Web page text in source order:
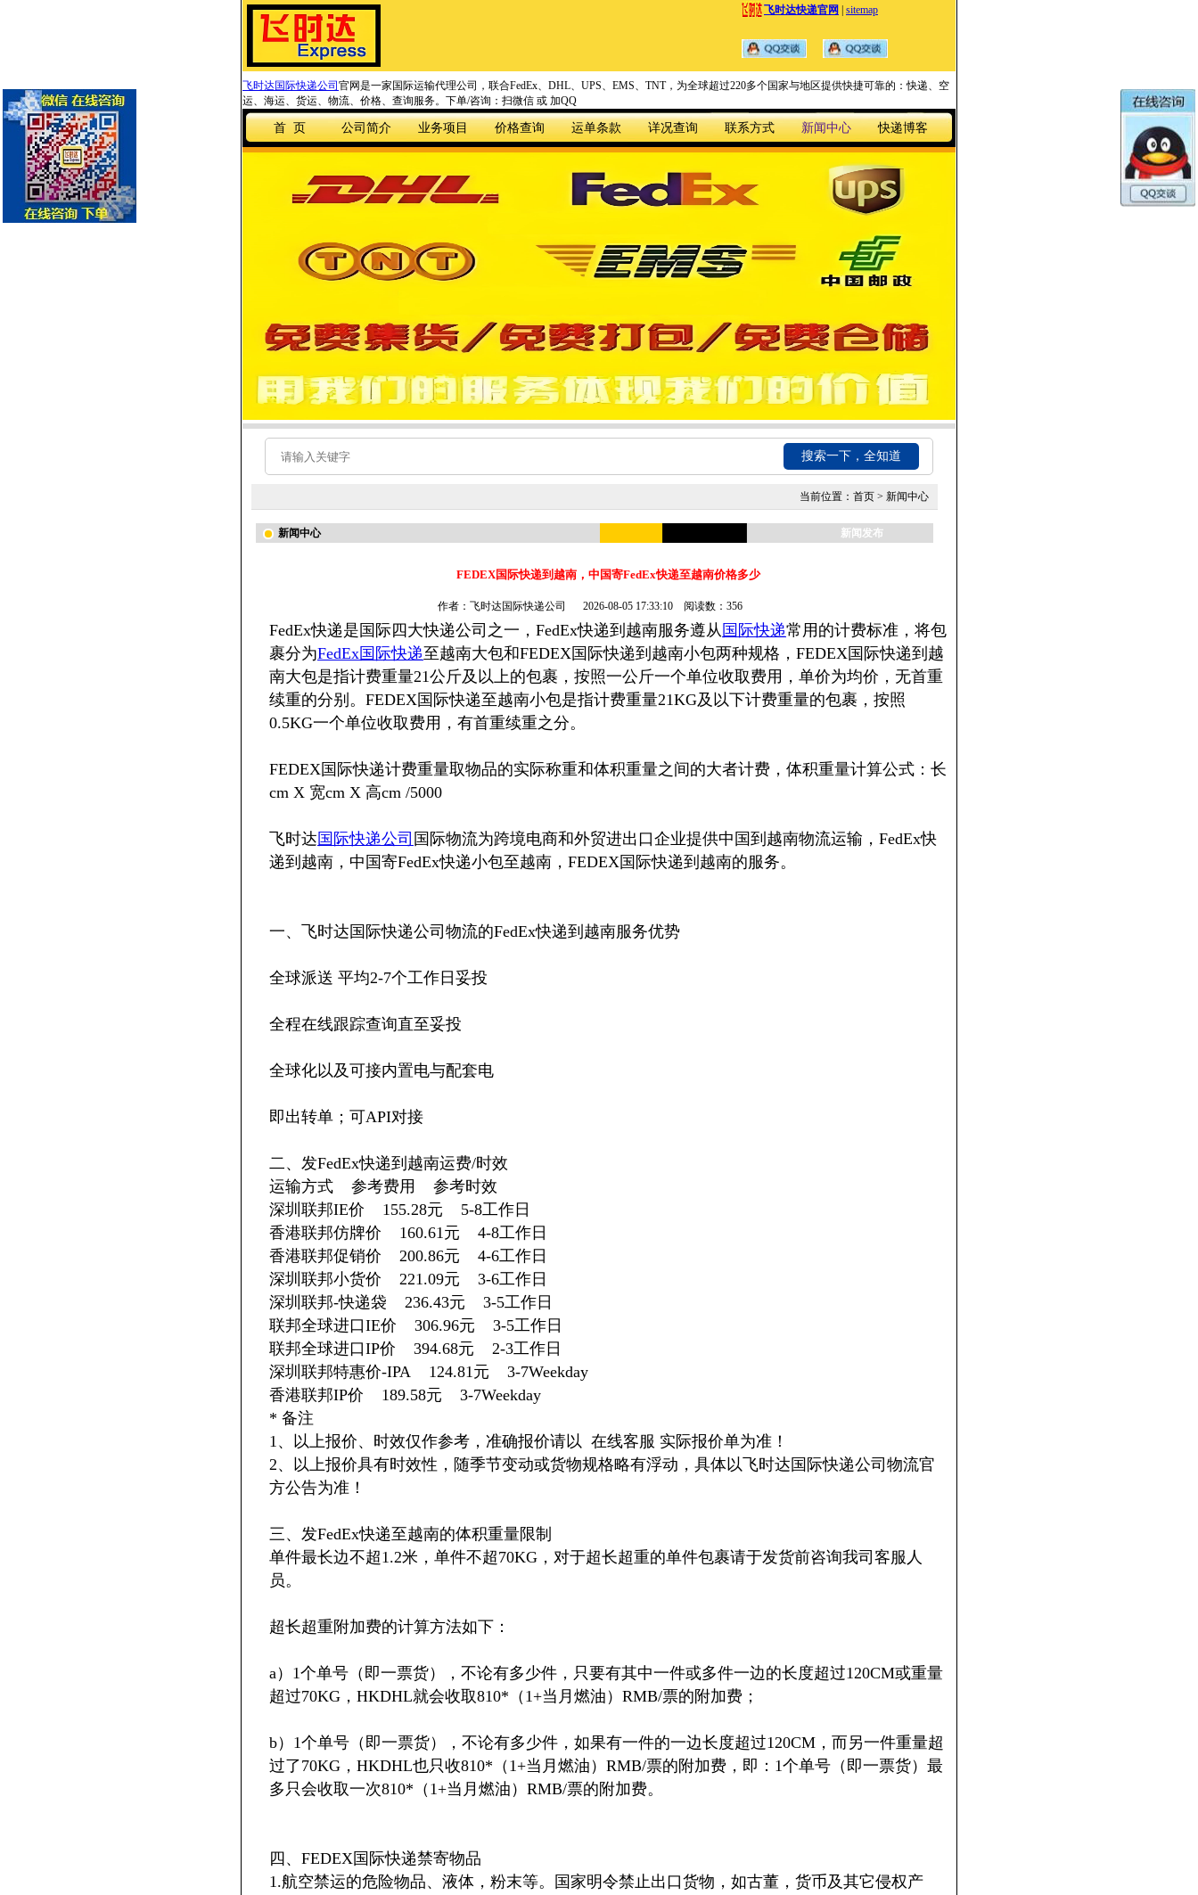
飞时达快递官网 sitemap
飞时达国际快递公司 官网是一家国际运输代理公司，联合FedEx、DHL、UPS、EMS、TNT，为全球超过220多个国家与地区提供快捷可靠的：快递、空
运、海运、货运、物流、价格、查询服务。下单/咨询：扫微信 或 加QQ
首 页 公司简介 业务项目 价格查询 运单条款 详况查询 联系方式 新闻中心 快递博客
搜索一下，全知道
当前位置： 首页 > 新闻中心
新闻中心 新闻发布
FEDEX国际快递到越南，中国寄FedEx快递至越南价格多少
作者：飞时达国际快递公司 2026-08-05 17:33:10 阅读数：356
FedEx快递是国际四大快递公司之一，FedEx快递到越南服务遵从 国际快递常用的计费标准，将包
裹分为FedEx国际快递至越南大包和FEDEX国际快递到越南小包两种规格，FEDEX国际快递到越
南大包是指计费重量21公斤及以上的包裹，按照一公斤一个单位收取费用，单价为均价，无首重
续重的分别。FEDEX国际快递至越南小包是指计费重量21KG及以下计费重量的包裹，按照
0.5KG一个单位收取费用，有首重续重之分。
FEDEX国际快递计费重量取物品的实际称重和体积重量之间的大者计费，体积重量计算公式：长
cm X 宽cm X 高cm /5000
飞时达 国际快递公司 国际物流为跨境电商和外贸进出口企业提供中国到越南物流运输，FedEx快
递到越南，中国寄FedEx快递小包至越南，FEDEX国际快递到越南的服务。
一、飞时达国际快递公司物流的FedEx快递到越南服务优势
全球派送 平均2-7个工作日妥投
全程在线跟踪查询直至妥投
全球化以及可接内置电与配套电
即出转单；可API对接
二、发FedEx快递到越南运费/时效
运输方式 参考费用 参考时效
深圳联邦IE价 155.28元 5-8工作日
香港联邦仿牌价 160.61元 4-8工作日
香港联邦促销价 200.86元 4-6工作日
深圳联邦小货价 221.09元 3-6工作日
深圳联邦-快递袋 236.43元 3-5工作日
联邦全球进口IE价 306.96元 3-5工作日
联邦全球进口IP价 394.68元 2-3工作日
深圳联邦特惠价-IPA 124.81元 3-7Weekday
香港联邦IP价 189.58元 3-7Weekday
* 备注
1、以上报价、时效仅作参考，准确报价请以 在线客服 实际报价单为准！
2、以上报价具有时效性，随季节变动或货物规格略有浮动，具体以飞时达国际快递公司物流官
方公告为准！
三、发FedEx快递至越南的体积重量限制
单件最长边不超1.2米，单件不超70KG，对于超长超重的单件包裹请于发货前咨询我司客服人
员。
超长超重附加费的计算方法如下：
a）1个单号（即一票货），不论有多少件，只要有其中一件或多件一边的长度超过120CM或重量
超过70KG，HKDHL就会收取810*（1+当月燃油）RMB/票的附加费；
b）1个单号（即一票货），不论有多少件，如果有一件的一边长度超过120CM，而另一件重量超
过了70KG，HKDHL也只收810*（1+当月燃油）RMB/票的附加费，即：1个单号（即一票货）最
多只会收取一次810*（1+当月燃油）RMB/票的附加费。
四、FEDEX国际快递禁寄物品
1.航空禁运的危险物品、液体，粉末等。国家明令禁止出口货物，如古董，货币及其它侵权产